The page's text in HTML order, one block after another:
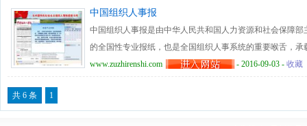
科技、艺术传媒、人文科学、文学教育、医学保健、综合类
中国组织人事报
中国组织人事报是由中华人民共和国人力资源和社会保障
的全国性专业报纸，也是全国组织人事系统的重要喉舌，
提供舆论支持的使命，致力于成为传达组织人事工作重要
www.zuzhirenshi.com - 2016-09-03 - 收藏
共 6 条 1